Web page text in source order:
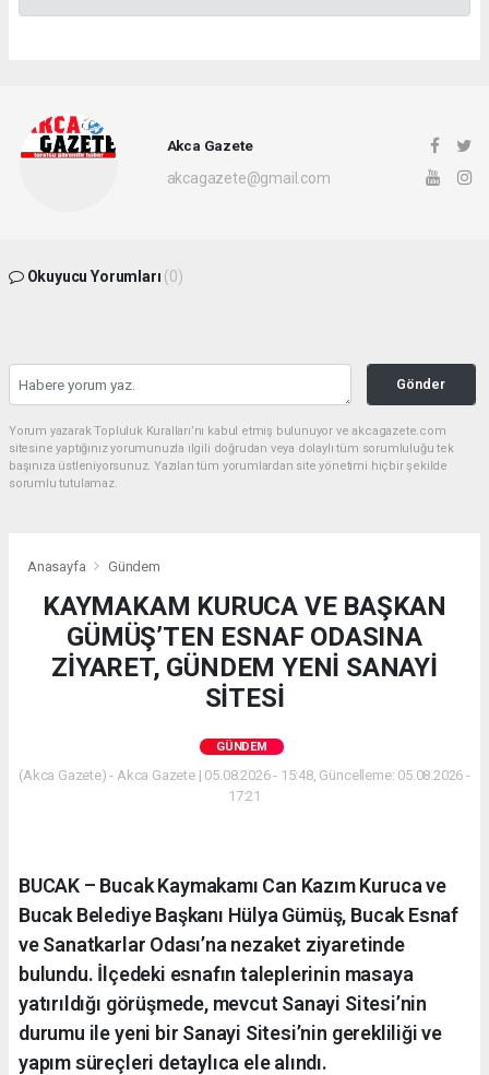
Akca Gazete
akcagazete@gmail.com
Okuyucu Yorumları (0)
Gönder
Yorum yazarak Topluluk Kuralları’nı kabul etmiş bulunuyor ve akcagazete.com
sitesine yaptığınız yorumunuzla ilgili doğrudan veya dolaylı tüm sorumluluğu tek
başınıza üstleniyorsunuz. Yazılan tüm yorumlardan site yönetimi hiçbir şekilde
sorumlu tutulamaz.
Anasayfa Gündem
KAYMAKAM KURUCA VE BAŞKAN
GÜMÜŞ’TEN ESNAF ODASINA
ZİYARET, GÜNDEM YENİ SANAYİ
SİTESİ
GÜNDEM
(Akca Gazete) - Akca Gazete | 05.08.2026 - 15:48, Güncelleme: 05.08.2026 -
17:21
BUCAK – Bucak Kaymakamı Can Kazım Kuruca ve
Bucak Belediye Başkanı Hülya Gümüş, Bucak Esnaf
ve Sanatkarlar Odası’na nezaket ziyaretinde
bulundu. İlçedeki esnafın taleplerinin masaya
yatırıldığı görüşmede, mevcut Sanayi Sitesi’nin
durumu ile yeni bir Sanayi Sitesi’nin gerekliliği ve
yapım süreçleri detaylıca ele alındı.